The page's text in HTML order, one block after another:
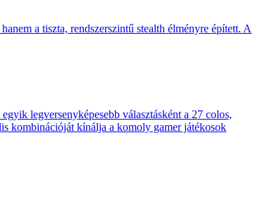
a tiszta, rendszerszintű stealth élményre épített. A
legversenyképesebb választásként a 27 colos,
kombinációját kínálja a komoly gamer játékosok